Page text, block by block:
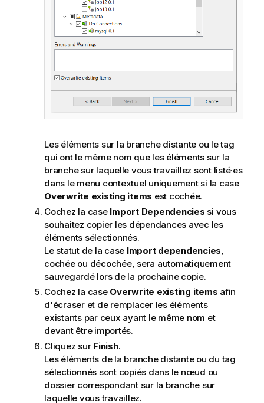
Les éléments sur la branche distante ou le tag
qui ont le même nom que les éléments sur la
branche sur laquelle vous travaillez sont listé·es
dans le menu contextuel uniquement si la case
Overwrite existing items est cochée.
Cochez la case Import Dependencies si vous
souhaitez copier les dépendances avec les
éléments sélectionnés.
Le statut de la case Import dependencies,
cochée ou décochée, sera automatiquement
sauvegardé lors de la prochaine copie.
Cochez la case Overwrite existing items afin
d'écraser et de remplacer les éléments
existants par ceux ayant le même nom et
devant être importés.
Cliquez sur Finish.
Les éléments de la branche distante ou du tag
sélectionnés sont copiés dans le nœud ou
dossier correspondant sur la branche sur
laquelle vous travaillez.